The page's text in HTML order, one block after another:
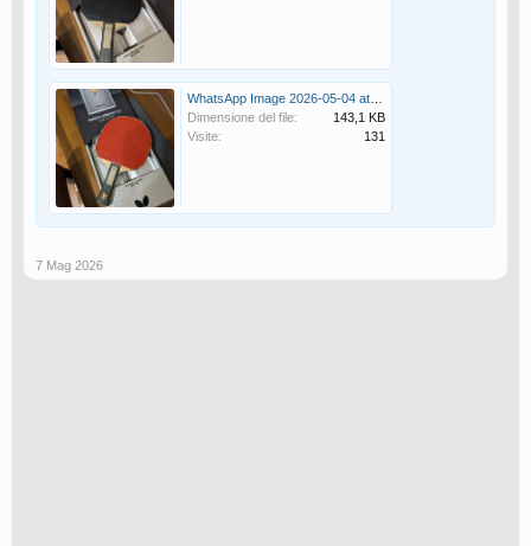
Dimensione del file:
143,1 KB
Visite:
131
7 Mag 2026